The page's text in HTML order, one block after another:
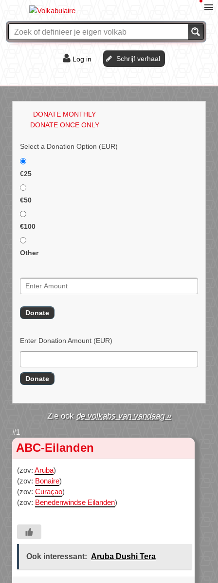
Log in Schrijf verhaal
DONATE MONTHLY
DONATE ONCE ONLY
Select a Donation Option (EUR)
€25
€50
€100
Other
Enter Donation Amount (EUR)
de volkabs van vandaag »
ABC-Eilanden
(zov: Aruba)
(zov: Bonaire)
(zov: Curaçao)
(zov: Benedenwindse Eilanden)
Ook interessant: Aruba Dushi Tera